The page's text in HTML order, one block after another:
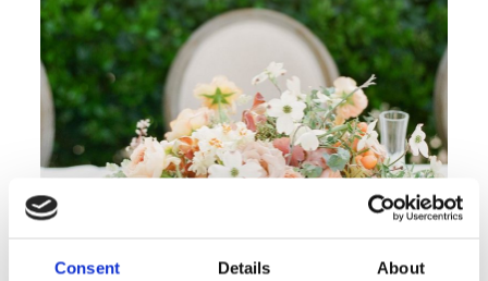
Consent Details About